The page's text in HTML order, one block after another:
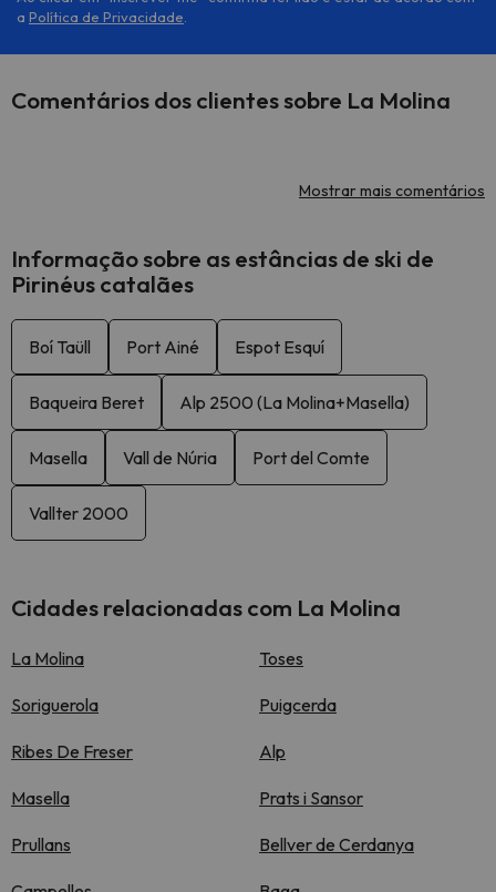
a Política de Privacidade
Comentários dos clientes sobre La Molina
Mostrar mais comentários
Informação sobre as estâncias de ski de
Pirinéus catalães
Boí Taüll Port Ainé Espot Esquí
Baqueira Beret Alp 2500 (La Molina+Masella)
Masella Vall de Núria Port del Comte
Vallter 2000
Cidades relacionadas com La Molina
La Molina Toses
Soriguerola Puigcerda
Ribes De Freser Alp
Masella Prats i Sansor
Prullans Bellver de Cerdanya